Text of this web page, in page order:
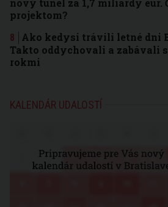
nový tunel za 1,7 miliardy eur.
projektom?
Ako kedysi trávili letné dni
Takto oddychovali a zabávali
rokmi
KALENDÁR UDALOSTÍ